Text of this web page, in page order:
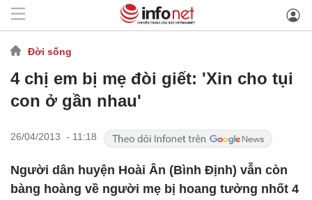
Đời sống
4 chị em bị mẹ đòi giết: 'Xin cho tụi
con ở gần nhau'
26/04/2013 - 11:18
Người dân huyện Hoài Ân (Bình Định) vẫn còn
bàng hoàng về người mẹ bị hoang tưởng nhốt 4